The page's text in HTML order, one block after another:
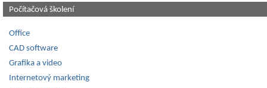
Počítačová školení
Office
CAD software
Grafika a video
Internetový marketing